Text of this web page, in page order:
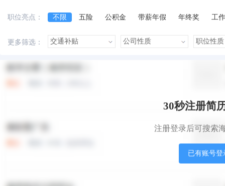
职位亮点： 不限 五险 公积金 带薪年假 年终奖
工
更多筛选：
本站职位 盟站职位
30秒注册简
注册登录后可搜索
已有账号登